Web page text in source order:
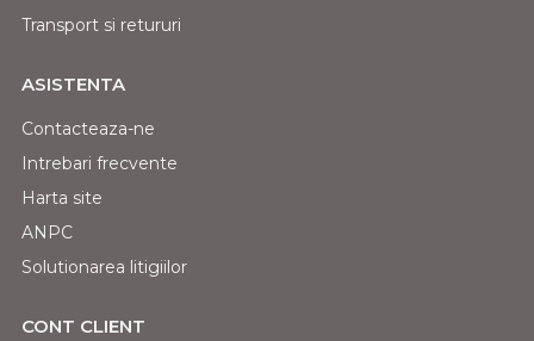
Transport si retururi
ASISTENTA
Contacteaza-ne
Intrebari frecvente
Harta site
ANPC
Solutionarea litigiilor
CONT CLIENT